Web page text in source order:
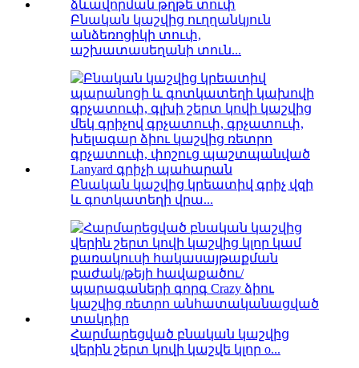
Բնական կաշվից ուղղանկյուն
անձեռոցիկի տուփ,
աշխատասեղանի տուն...
Բնական կաշվից կրեատիվ գրիչ վզի
և գոտկատեղի վրա...
Հարմարեցված բնական կաշվից
վերին շերտ կովի կաշվե կլոր o...